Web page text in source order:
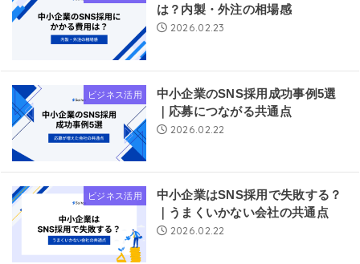
は？内製・外注の相場感
2026.02.23
ビジネス活用
中小企業のSNS採用成功事例5選
｜応募につながる共通点
2026.02.22
ビジネス活用
中小企業はSNS採用で失敗する？
｜うまくいかない会社の共通点
2026.02.22